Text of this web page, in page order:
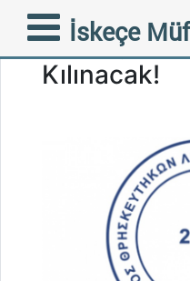
İskeçe
İskeçe Din
Derneği:
Kılınacak!